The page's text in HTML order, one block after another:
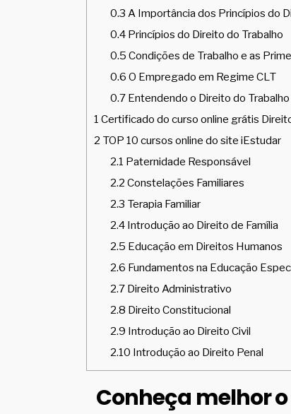
0.3 A Importância dos Princípios do
0.4Princípios do Direito do Trabalho
0.5 Condições de Trabalho e as
0.6 O Empregado em Regime CLT
0.7Entendendo o Direito do Trabalho
1 Certificado do curso online grátis
2 TOP 10 cursos online do site iEstudar
2.1 Paternidade Responsável
2.2 Constelações Familiares
2.3 Terapia Familiar
2.4Introdução ao Direito de Família
2.5 Educação em Direitos Humanos
2.6 Fundamentos na Educação
2.7Direito Administrativo
2.8 Direito Constitucional
2.9 Introdução ao Direito Civil
2.10 Introdução ao Direito Penal
Conheça melhor